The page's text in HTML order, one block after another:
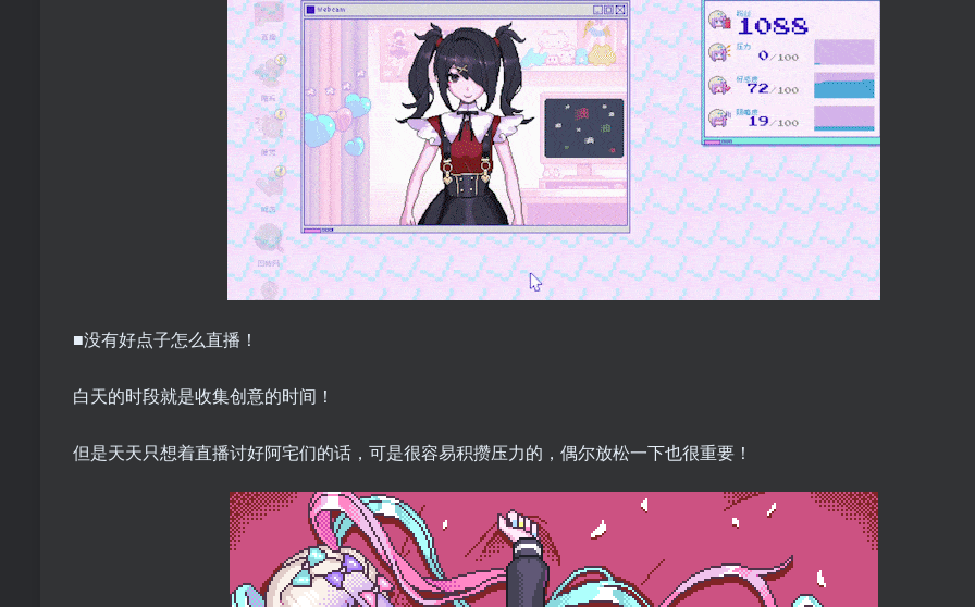
■没有好点子怎么直播！
白天的时段就是收集创意的时间！
但是天天只想着直播讨好阿宅们的话，可是很容易积攒压力的，偶尔放松一下也很重要！